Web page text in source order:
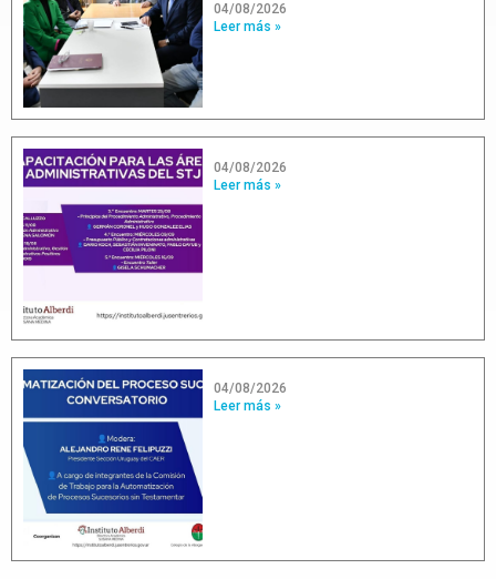
04/08/2026
Leer más »
04/08/2026
Leer más »
04/08/2026
Leer más »